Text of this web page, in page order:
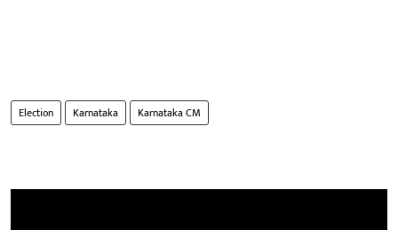
Election Karnataka Karnataka CM